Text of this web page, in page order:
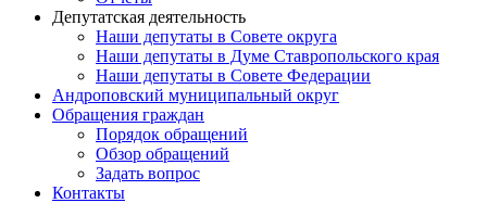
Депутатская деятельность
Наши депутаты в Совете округа
Наши депутаты в Думе Ставропольского края
Наши депутаты в Совете Федерации
Андроповский муниципальный округ
Обращения граждан
Порядок обращений
Обзор обращений
Задать вопрос
Контакты